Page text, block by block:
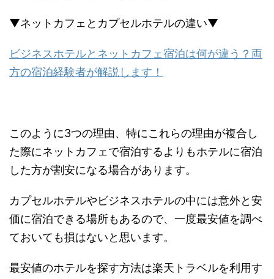
▼ネットカフェとカプセルホテルの違い▼
ビジネスホテルとネットカフェ宿泊は何が違う？両
方の宿泊経験者が解説します！
このように3つの理由、特にこれらの理由が複合し
た際にネットカフェで宿泊するよりもホテルに宿泊
した方が割安になる場合があります。
カプセルホテルやビジネスホテルの中には意外と安
価に宿泊できる場所もあるので、一度最安値を調べ
ておいても損はないと思います。
最安値のホテルを探す方法は楽天トラベルを利用す